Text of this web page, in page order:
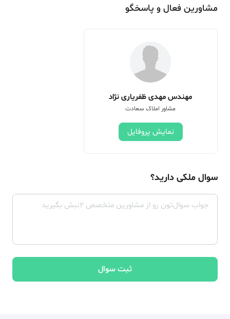
مشاورین فعال و پاسخگو
مهندس مهدی ظفریاری نژاد
مشاور املاک سعادت
نمایش پروفایل
سوال ملکی دارید؟
ثبت سوال